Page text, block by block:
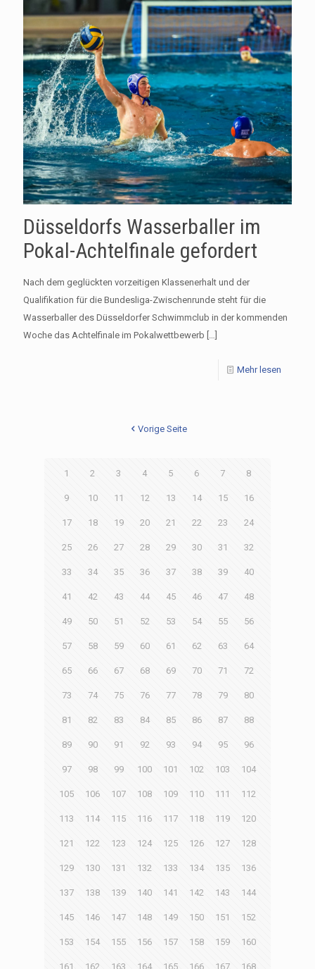
Düsseldorfs Wasserballer im
Pokal-Achtelfinale gefordert
Nach dem geglückten vorzeitigen Klassenerhalt und der
Qualifikation für die Bundesliga-Zwischenrunde steht für die
Wasserballer des Düsseldorfer Schwimmclub in der kommenden
Woche das Achtelfinale im Pokalwettbewerb […]
Mehr lesen
Vorige Seite
1 2 3 4 5 6 7 8
9 10 11 12 13 14 15 16
17 18 19 20 21 22 23 24
25 26 27 28 29 30 31 32
33 34 35 36 37 38 39 40
41 42 43 44 45 46 47 48
49 50 51 52 53 54 55 56
57 58 59 60 61 62 63 64
65 66 67 68 69 70 71 72
73 74 75 76 77 78 79 80
81 82 83 84 85 86 87 88
89 90 91 92 93 94 95 96
97 98 99 100 101 102 103 104
105 106 107 108 109 110 111 112
113 114 115 116 117 118 119 120
121 122 123 124 125 126 127 128
129 130 131 132 133 134 135 136
137 138 139 140 141 142 143 144
145 146 147 148 149 150 151 152
153 154 155 156 157 158 159 160
161 162 163 164 165 166 167 168